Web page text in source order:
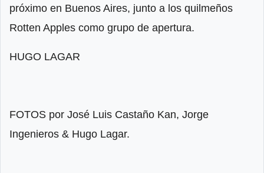
próximo en Buenos Aires, junto a los quilmeños
Rotten Apples como grupo de apertura.
HUGO LAGAR
FOTOS por José Luis Castaño Kan, Jorge
Ingenieros & Hugo Lagar.